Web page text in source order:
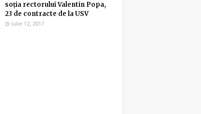
soția rectorului Valentin Popa,
23 de contracte de la USV
Iulie 12, 2017